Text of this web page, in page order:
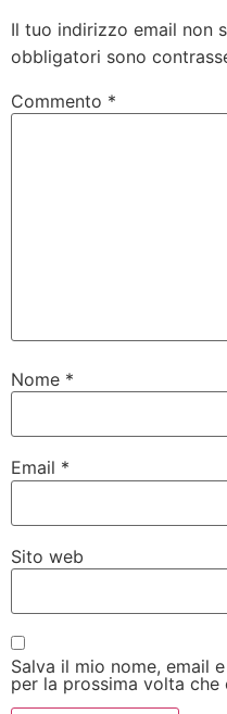
Il tuo indirizzo email non
obbligatori sono
Commento *
Nome *
Email *
Sito web
Salva il mio nome, email
per la prossima volta che